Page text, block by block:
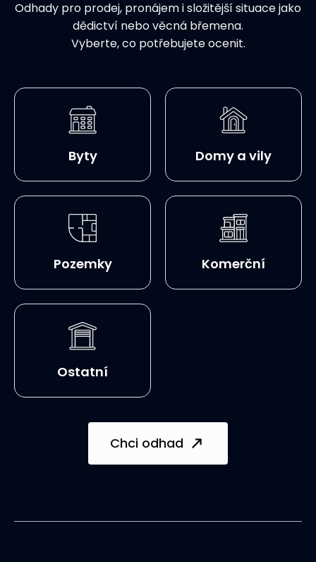
Odhady pro prodej, pronájem i složitější situace jako
dědictví nebo věcná břemena.
Vyberte, co potřebujete ocenit.
Byty Domy a vily
Pozemky Komerční
Ostatní
Chci odhad